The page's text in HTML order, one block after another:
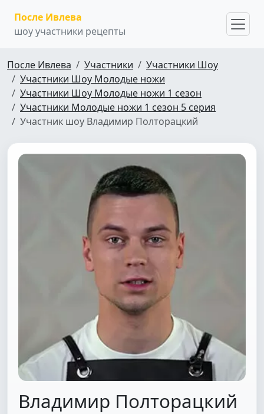
После Ивлева
шоу участники рецепты
После Ивлева Участники
Участники Шоу
Участники Шоу Молодые ножи
Участники Шоу Молодые ножи 1 сезон
Участники Молодые ножи 1 сезон 5 серия
Участник шоу Владимир Полторацкий
Владимир Полторацкий